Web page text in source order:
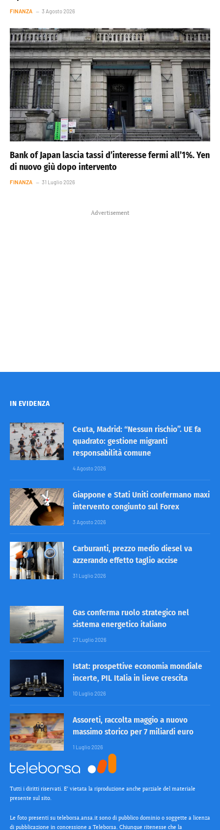
FINANZA 3 Agosto 2026
Bank of Japan lascia tassi d’interesse fermi all’1%. Yen
di nuovo giù dopo intervento
FINANZA 31 Luglio 2026
Advertisement
IN EVIDENZA
Ceuta, Madrid: “Nessun rischio”. UE fa
quadrato: gestione migranti
responsabilità comune
4 Agosto 2026
Giappone e Stati Uniti confermano maxi
intervento congiunto sul Forex
3 Agosto 2026
Carburanti, prezzo medio diesel va
azzerando effetto taglio accise
31 Luglio 2026
Gas conferma ruolo strategico nel
sistema energetico italiano
27 Luglio 2026
Istat: prospettive economia mondiale
incerte, PIL Italia in lieve crescita
10 Luglio 2026
Assoreti, raccolta maggio a nuovo
massimo storico per 7 miliardi euro
1 Luglio 2026
Tutti i diritti riservati. E’ vietata la riproduzione anche parziale del materiale
presente sul sito.
Le foto presenti su teleborsa.ansa.it sono di pubblico dominio o soggette a licenza
di pubblicazione in concessione a Teleborsa. Chiunque ritenesse che la